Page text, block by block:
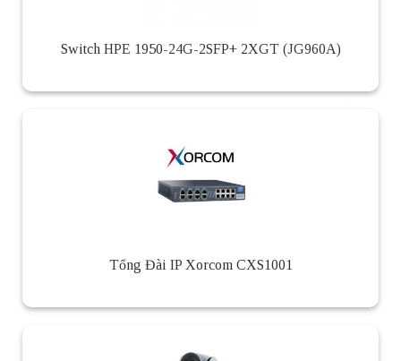
Switch HPE 1950-24G-2SFP+ 2XGT (JG960A)
Tổng Đài IP Xorcom CXS1001